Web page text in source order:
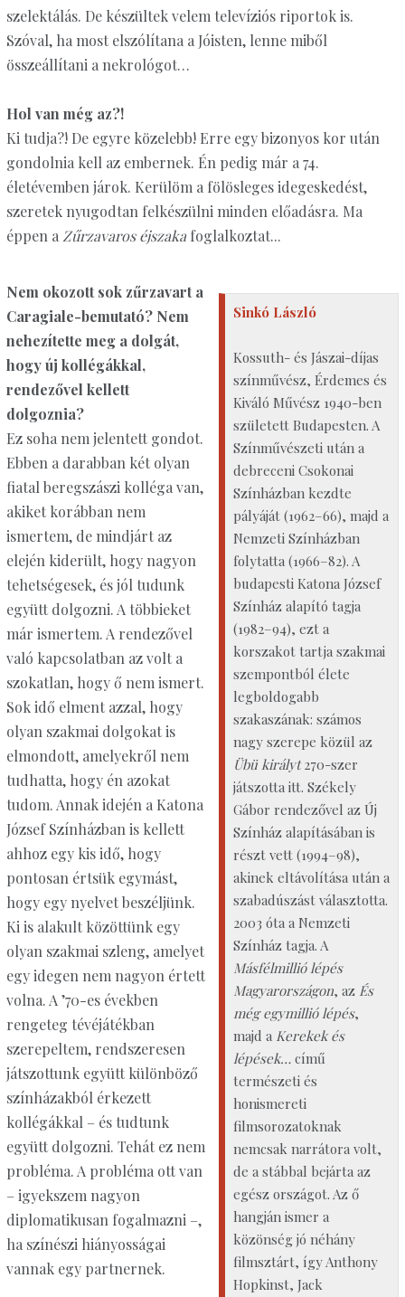
szelektálás. De készültek velem televíziós riportok is.
Szóval, ha most elszólítana a Jóisten, lenne miből
összeállítani a nekrológot…
Hol van még az?!
Ki tudja?! De egyre közelebb! Erre egy bizonyos kor után
gondolnia kell az embernek. Én pedig már a 74.
életévemben járok. Kerülöm a fölösleges idegeskedést,
szeretek nyugodtan felkészülni minden előadásra. Ma
éppen a Zűrzavaros éjszakafoglalkoztat...
Sinkó László
Kossuth- és Jászai-díjas
színművész, Érdemes és
Kiváló Művész 1940-ben
született Budapesten. A
Színművészeti után a
debreceni Csokonai
Színházban kezdte
pályáját (1962–66), majd a
Nemzeti Színházban
folytatta (1966–82). A
budapesti Katona József
Színház alapító tagja
(1982–94), ezt a
korszakot tartja szakmai
szempontból élete
legboldogabb
szakaszának: számos
nagy szerepe közül az
Übü királyt270-szer
játszotta itt. Székely
Gábor rendezővel az Új
Színház alapításában is
részt vett (1994–98),
akinek eltávolítása után a
szabadúszást választotta.
2003 óta a Nemzeti
Színház tagja. A
Másfélmillió lépés
Magyarországon, azÉs
még egymillió lépés,
majd a Kerekek és
lépések…című
természeti és
honismereti
filmsorozatoknak
nemcsak narrátora volt,
de a stábbal bejárta az
egész országot. Az ő
hangján ismer a
közönség jó néhány
filmsztárt, így Anthony
Hopkinst, Jack
Nem okozott sok zűrzavart a
Caragiale-bemutató? Nem
nehezítette meg a dolgát,
hogy új kollégákkal,
rendezővel kellett
dolgoznia?
Ez soha nem jelentett gondot.
Ebben a darabban két olyan
fiatal beregszászi kolléga van,
akiket korábban nem
ismertem, de mindjárt az
elején kiderült, hogy nagyon
tehetségesek, és jól tudunk
együtt dolgozni. A többieket
már ismertem. A rendezővel
való kapcsolatban az volt a
szokatlan, hogy ő nem ismert.
Sok idő elment azzal, hogy
olyan szakmai dolgokat is
elmondott, amelyekről nem
tudhatta, hogy én azokat
tudom. Annak idején a Katona
József Színházban is kellett
ahhoz egy kis idő, hogy
pontosan értsük egymást,
hogy egy nyelvet beszéljünk.
Ki is alakult közöttünk egy
olyan szakmai szleng, amelyet
egy idegen nem nagyon értett
volna. A ’70-es években
rengeteg tévéjátékban
szerepeltem, rendszeresen
játszottunk együtt különböző
színházakból érkezett
kollégákkal – és tudtunk
együtt dolgozni. Tehát ez nem
probléma. A probléma ott van
– igyekszem nagyon
diplomatikusan fogalmazni –,
ha színészi hiányosságai
vannak egy partnernek.